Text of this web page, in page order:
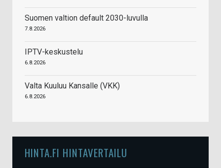
Suomen valtion default 2030-luvulla
7.8.2026
IPTV-keskustelu
6.8.2026
Valta Kuuluu Kansalle (VKK)
6.8.2026
HINTA.FI HINTAVERTAILU